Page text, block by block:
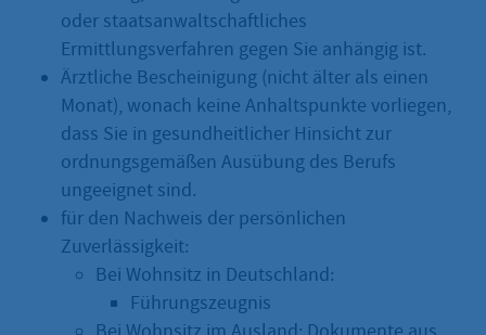
oder staatsanwaltschaftliches
Ermittlungsverfahren gegen Sie anhängig ist.
Ärztliche Bescheinigung (nicht älter als einen
Monat), wonach keine Anhaltspunkte vorliegen,
dass Sie in gesundheitlicher Hinsicht zur
ordnungsgemäßen Ausübung des Berufs
ungeeignet sind.
für den Nachweis der persönlichen
Zuverlässigkeit:
Bei Wohnsitz in Deutschland:
Führungszeugnis